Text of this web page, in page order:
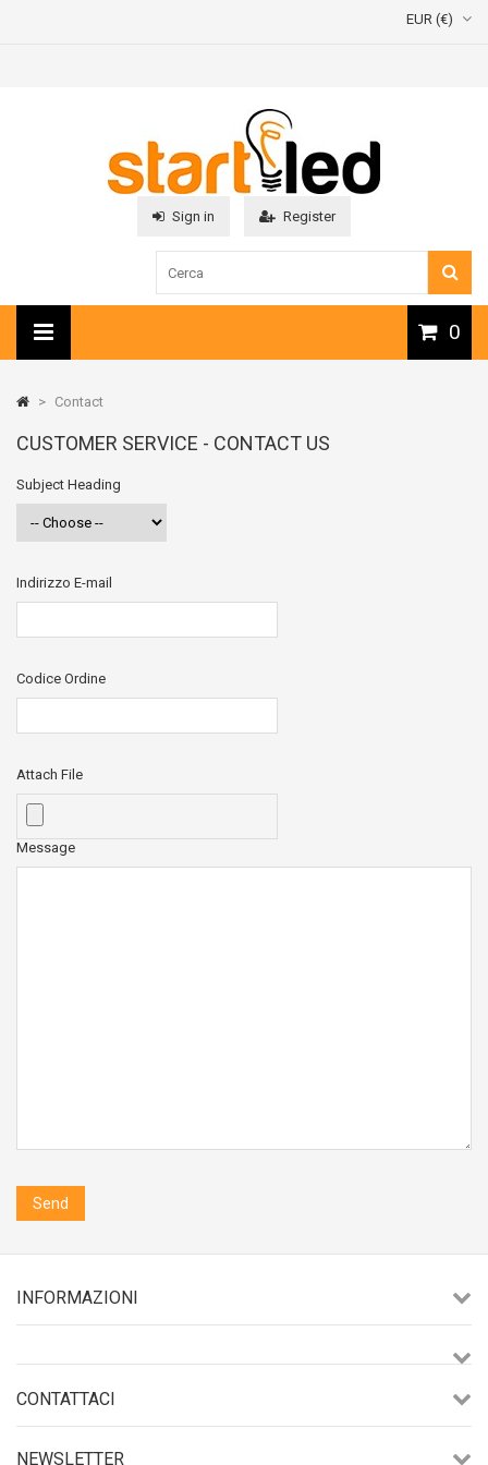
EUR (€)
Sign in Register
0
> Contact
CUSTOMER SERVICE - CONTACT US
Subject Heading
Indirizzo E-mail
Codice Ordine
Attach File
Message
Send
INFORMAZIONI
CONTATTACI
NEWSLETTER